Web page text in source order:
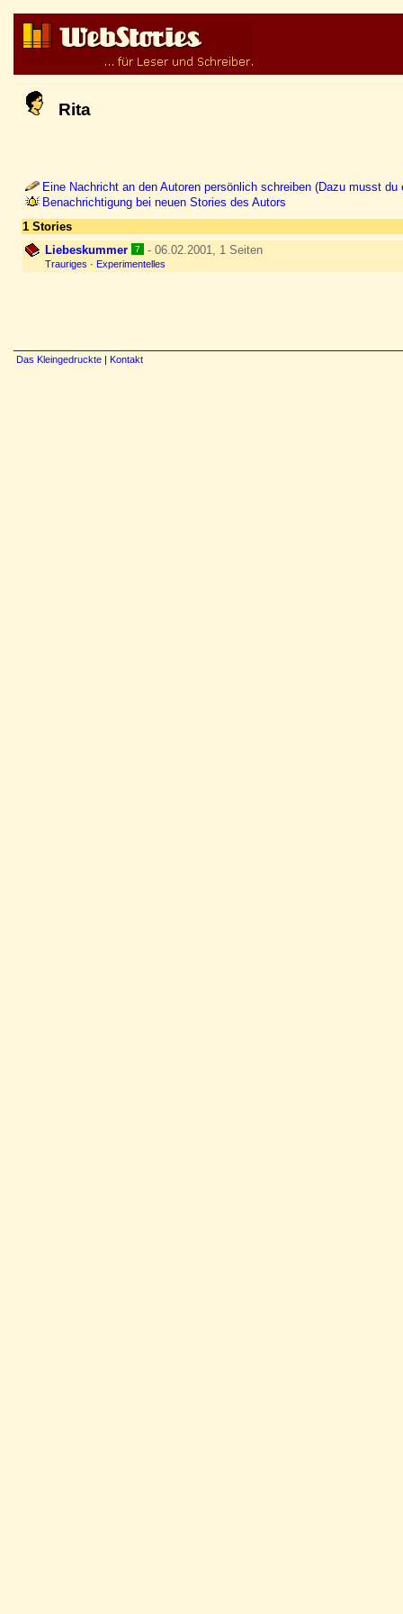
Rita
Eine Nachricht an den Autoren persönlich schreiben (Dazu musst du
Benachrichtigung bei neuen Stories des Autors
1 Stories
Liebeskummer
7 - 06.02.2001, 1 Seiten
Trauriges · Experimentelles
Das Kleingedruckte | Kontakt